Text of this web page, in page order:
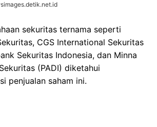
sekuritas ternama seperti
CGS International Sekuritas
Sekuritas Indonesia, dan Minna
(PADI) diketahui
penjualan saham ini.